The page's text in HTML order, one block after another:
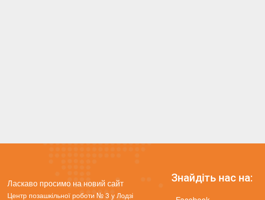
Ласкаво просимо на новий сайт
Центр позашкільної роботи № 3 у Лодзі
Знайдіть нас на: